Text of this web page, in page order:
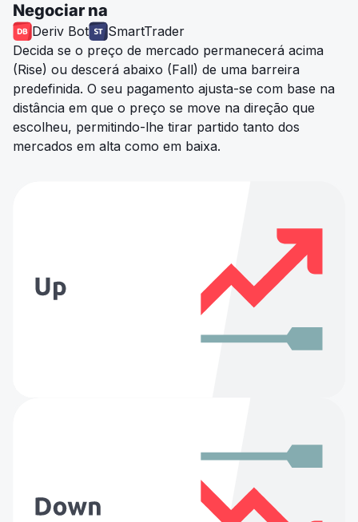
Negociar na
Deriv Bot
SmartTrader
Decida se o preço de mercado permanecerá acima
(Rise) ou descerá abaixo (Fall) de uma barreira
predefinida. O seu pagamento ajusta-se com base na
distância em que o preço se move na direção que
escolheu, permitindo-lhe tirar partido tanto dos
mercados em alta como em baixa.